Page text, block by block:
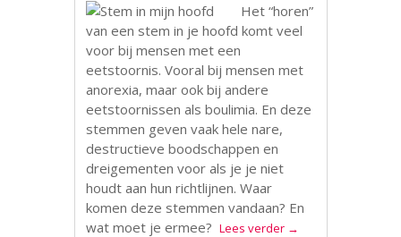
Het “horen”
van een stem in je hoofd komt veel
voor bij mensen met een
eetstoornis. Vooral bij mensen met
anorexia, maar ook bij andere
eetstoornissen als boulimia. En deze
stemmen geven vaak hele nare,
destructieve boodschappen en
dreigementen voor als je je niet
houdt aan hun richtlijnen. Waar
komen deze stemmen vandaan? En
wat moet je ermee?Lees verder →